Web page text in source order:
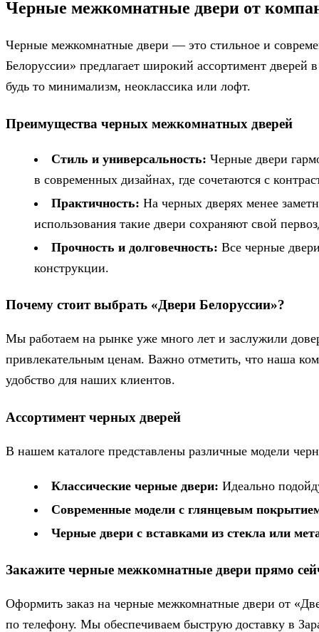
Черные межкомнатные двери от
Черные межкомнатные двери — это стильное и
Белоруссии» предлагает широкий ассортимент
будь то минимализм, неоклассика или лофт.
Преимущества черных межкомнатных дверей
Стиль и универсальность: Черные двери
в современных дизайнах, где сочетаются с
Практичность: На черных дверях менее
использования такие двери сохраняют свой
Прочность и долговечность: Все черные
конструкции.
Почему стоит выбрать «Двери Белоруссии»?
Мы работаем на рынке уже много лет и заслужили
привлекательным ценам. Важно отметить, что наша
удобство для наших клиентов.
Ассортимент черных дверей
В нашем каталоге представлены различные модели
Классические черные двери: Идеально
Современные модели с глянцевым
Черные двери с вставками из стекла или
Закажите черные межкомнатные двери прямо
Оформить заказ на черные межкомнатные двери от
по телефону. Мы обеспечиваем быструю доставку в